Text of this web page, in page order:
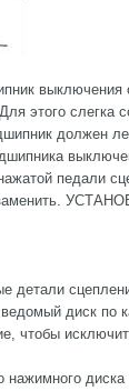
выключения
этого слегка
должен
педали
детали
диск по
чтобы
нажимного